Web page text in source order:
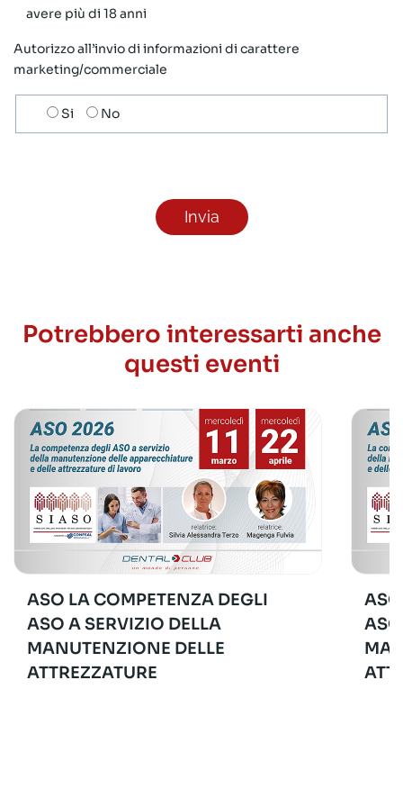
avere più di 18 anni
Autorizzo all’invio di informazioni di carattere
marketing/commerciale
Scelta
invio
Si No
Potrebbero interessarti anche
questi eventi
ASO LA COMPETENZA DEGLI
ASO A SERVIZIO DELLA
MANUTENZIONE DELLE
ATTREZZATURE